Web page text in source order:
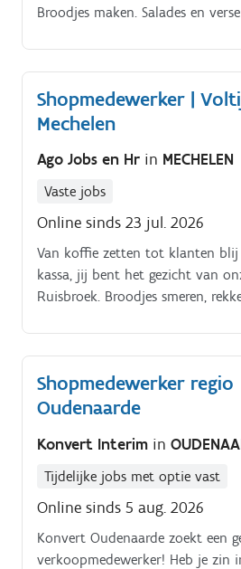
Broodjes maken. Salades en
Shopmedewerker |
Mechelen
Ago Jobs en Hr in MECHELEN
Vaste jobs
Online sinds 23 jul. 2026
Van koffie zetten tot klanten blij
kassa, jij bent het gezicht van
Ruisbroek. Broodjes smeren,
Shopmedewerker regio
Oudenaarde
Konvert Interim in
Tijdelijke jobs met optie vast
Online sinds 5 aug. 2026
Konvert Oudenaarde zoekt een
verkoopmedewerker! Heb je zin